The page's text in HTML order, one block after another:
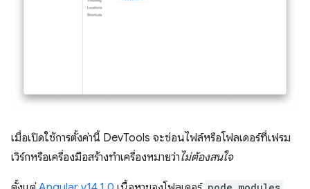
เมื่อเปิดใช้การตั้งค่านี้ DevTools จะซ่อนไฟล์หรือโฟลเดอร์ที่เฟรม
เวิร์กหรือเครื่องมือสร้างทำเครื่องหมายว่าไม่ต้องสนใจ